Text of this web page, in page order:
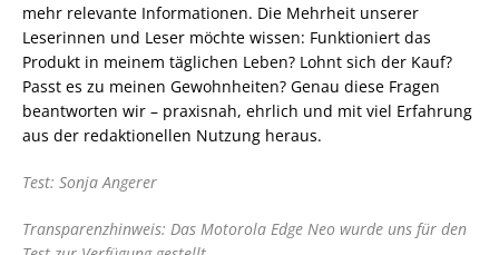
mehr relevante Informationen. Die Mehrheit unserer
Leserinnen und Leser möchte wissen: Funktioniert das
Produkt in meinem täglichen Leben? Lohnt sich der Kauf?
Passt es zu meinen Gewohnheiten? Genau diese Fragen
beantworten wir – praxisnah, ehrlich und mit viel Erfahrung
aus der redaktionellen Nutzung heraus.
Test: Sonja Angerer
Transparenzhinweis: Das Motorola Edge Neo wurde uns für den